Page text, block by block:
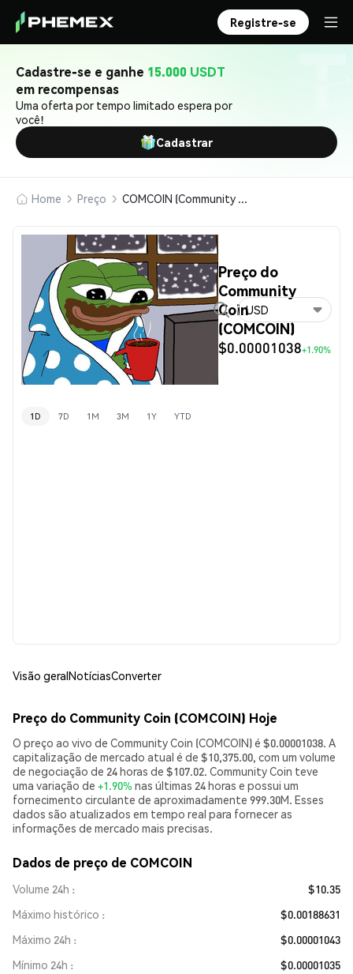
Registre-se
Cadastre-se e ganhe 15.000 USDT
em recompensas
Uma oferta por tempo limitado espera por
você!
Cadastrar
Home Preço COMCOIN (Community Coin)
Preço do
Community
Coin
(COMCOIN)
$0.00001038+1.90%
USD
1D 7D 1M 3M 1Y YTD
Visão geralNotíciasConverter
Preço do Community Coin (COMCOIN) Hoje
O preço ao vivo de Community Coin (COMCOIN) é $0.00001038. A
capitalização de mercado atual é de $10,375.00, com um volume
de negociação de 24 horas de $107.02. Community Coin teve
uma variação de +1.90% nas últimas 24 horas e possui um
fornecimento circulante de aproximadamente 999.30M. Esses
dados são atualizados em tempo real para fornecer as
informações de mercado mais precisas.
Dados de preço de COMCOIN
Volume 24h
$10.35
Máximo histórico
$0.00188631
Máximo 24h
$0.00001043
Mínimo 24h
$0.00001035